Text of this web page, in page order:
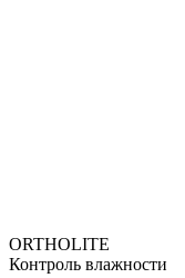
ORTHOLITE
Контроль влажности